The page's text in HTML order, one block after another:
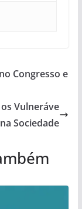
Congresso e
Vulneráve
Sociedade